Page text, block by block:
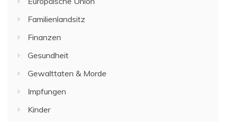
Familienlandsitz
Finanzen
Gesundheit
Gewalttaten & Morde
Impfungen
Kinder